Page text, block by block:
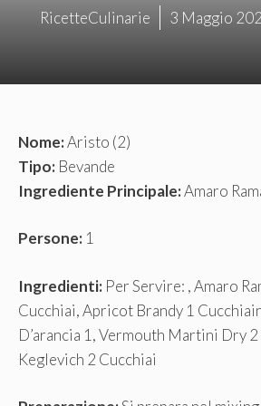
RicetteCulinarie 3 Maggio
Nome:Aristo (2)
Tipo: Bevande
Ingrediente Principale:Amaro
Persone: 1
Ingredienti: Per Servire: , Amaro
Cucchiai, Apricot Brandy 1
D’arancia 1, Vermouth Martini Dry
Keglevich 2 Cucchiai